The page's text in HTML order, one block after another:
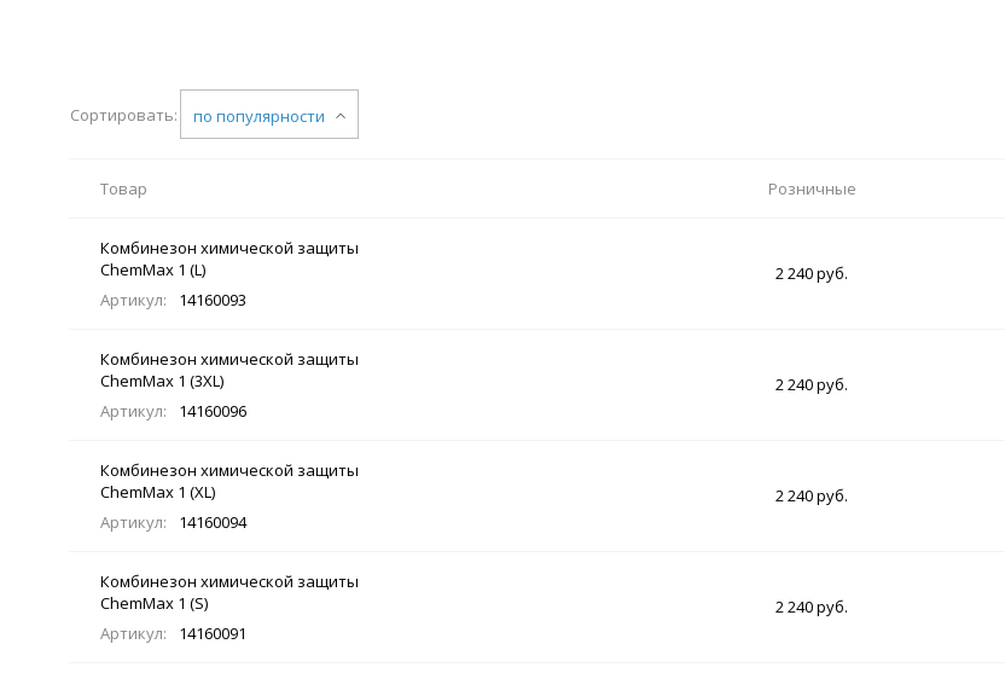
Сортировать: по популярности
Товар Розничные
Комбинезон химической защиты
ChemMax 1 (L)
Артикул:
14160093
2 240 руб.
Комбинезон химической защиты
ChemMax 1 (3XL)
Артикул:
14160096
2 240 руб.
Комбинезон химической защиты
ChemMax 1 (XL)
Артикул:
14160094
2 240 руб.
Комбинезон химической защиты
ChemMax 1 (S)
Артикул:
14160091
2 240 руб.